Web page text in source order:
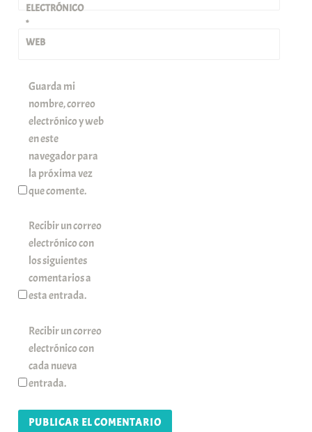
ELECTRÓNICO
*
WEB
Guarda mi
nombre, correo
electrónico y web
en este
navegador para
la próxima vez
que comente.
Recibir un correo
electrónico con
los siguientes
comentarios a
esta entrada.
Recibir un correo
electrónico con
cada nueva
entrada.